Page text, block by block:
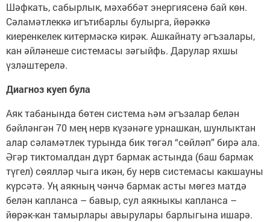
Шәфкать, сабырлык, мәхәббәт энергиясенә бай көн.
Сәламәтлеккә игътибарлы булырга, йөрәккә
киеренкелек китермәскә кирәк. Ашкайнату әгъзалары,
кан әйләнеше системасы зәгыйфь. Дарулар яхшы
үзләштерелә.
Диагноз куеп була
Аяк табанында бөтен система һәм әгъзалар белән
бәйләнгән 70 мең нерв күзәнәге урнашкан, шунлыктан
алар сәламәтлек турында бик төгәл “сөйләп” бирә ала.
Әгәр тиктомалдан дүрт бармак астында (баш бармак
түгел) сөялләр чыга икән, бу нерв системасы какшауны
күрсәтә. Уң аякның чәнчә бармак асты мөгез матдә
белән капланса – бавыр, сул аякныкы кап­ланса –
йөрәк-кан тамырлары авырулары барлыгына ишарә.